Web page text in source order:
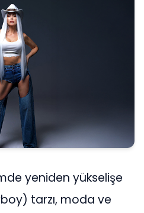
yeniden yükselişe
tarzı, moda ve